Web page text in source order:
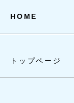
HOME
トップページ